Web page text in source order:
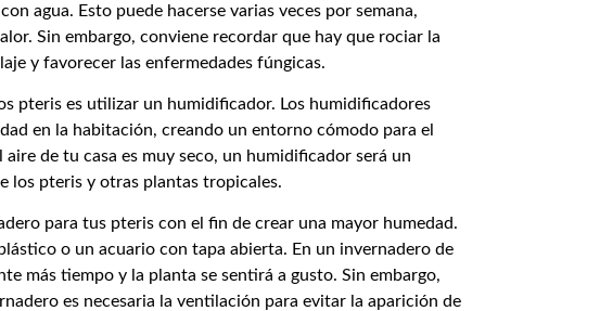
agua. Esto puede hacerse varias veces por semana,
Sin embargo, conviene recordar que hay que rociar la
y favorecer las enfermedades fúngicas.
pteris es utilizar un humidificador. Los humidificadores
en la habitación, creando un entorno cómodo para el
de tu casa es muy seco, un humidificador será un
los pteris y otras plantas tropicales.
para tus pteris con el fin de crear una mayor humedad.
o un acuario con tapa abierta. En un invernadero de
más tiempo y la planta se sentirá a gusto. Sin embargo,
es necesaria la ventilación para evitar la aparición de